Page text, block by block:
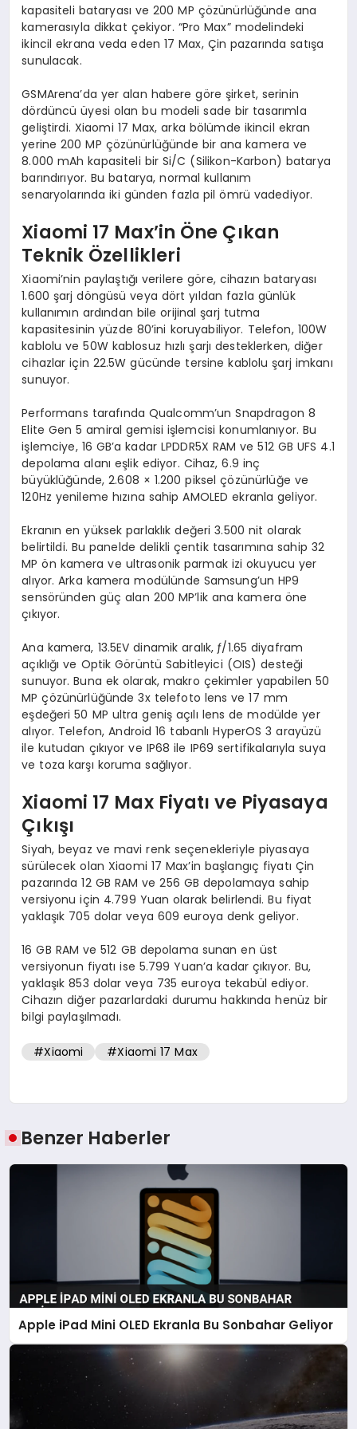
kapasiteli bataryası ve 200 MP çözünürlüğünde ana
kamerasıyla dikkat çekiyor. “Pro Max” modelindeki
ikincil ekrana veda eden 17 Max, Çin pazarında satışa
sunulacak.
GSMArena’da yer alan habere göre şirket, serinin
dördüncü üyesi olan bu modeli sade bir tasarımla
geliştirdi. Xiaomi 17 Max, arka bölümde ikincil ekran
yerine 200 MP çözünürlüğünde bir ana kamera ve
8.000 mAh kapasiteli bir Si/C (Silikon-Karbon) batarya
barındırıyor. Bu batarya, normal kullanım
senaryolarında iki günden fazla pil ömrü vadediyor.
Xiaomi 17 Max’in Öne Çıkan
Teknik Özellikleri
Xiaomi’nin paylaştığı verilere göre, cihazın bataryası
1.600 şarj döngüsü veya dört yıldan fazla günlük
kullanımın ardından bile orijinal şarj tutma
kapasitesinin yüzde 80’ini koruyabiliyor. Telefon, 100W
kablolu ve 50W kablosuz hızlı şarjı desteklerken, diğer
cihazlar için 22.5W gücünde tersine kablolu şarj imkanı
sunuyor.
Performans tarafında Qualcomm’un Snapdragon 8
Elite Gen 5 amiral gemisi işlemcisi konumlanıyor. Bu
işlemciye, 16 GB’a kadar LPDDR5X RAM ve 512 GB UFS 4.1
depolama alanı eşlik ediyor. Cihaz, 6.9 inç
büyüklüğünde, 2.608 × 1.200 piksel çözünürlüğe ve
120Hz yenileme hızına sahip AMOLED ekranla geliyor.
Ekranın en yüksek parlaklık değeri 3.500 nit olarak
belirtildi. Bu panelde delikli çentik tasarımına sahip 32
MP ön kamera ve ultrasonik parmak izi okuyucu yer
alıyor. Arka kamera modülünde Samsung’un HP9
sensöründen güç alan 200 MP’lik ana kamera öne
çıkıyor.
Ana kamera, 13.5EV dinamik aralık, ƒ/1.65 diyafram
açıklığı ve Optik Görüntü Sabitleyici (OIS) desteği
sunuyor. Buna ek olarak, makro çekimler yapabilen 50
MP çözünürlüğünde 3x telefoto lens ve 17 mm
eşdeğeri 50 MP ultra geniş açılı lens de modülde yer
alıyor. Telefon, Android 16 tabanlı HyperOS 3 arayüzü
ile kutudan çıkıyor ve IP68 ile IP69 sertifikalarıyla suya
ve toza karşı koruma sağlıyor.
Xiaomi 17 Max Fiyatı ve Piyasaya
Çıkışı
Siyah, beyaz ve mavi renk seçenekleriyle piyasaya
sürülecek olan Xiaomi 17 Max’in başlangıç fiyatı Çin
pazarında 12 GB RAM ve 256 GB depolamaya sahip
versiyonu için 4.799 Yuan olarak belirlendi. Bu fiyat
yaklaşık 705 dolar veya 609 euroya denk geliyor.
16 GB RAM ve 512 GB depolama sunan en üst
versiyonun fiyatı ise 5.799 Yuan’a kadar çıkıyor. Bu,
yaklaşık 853 dolar veya 735 euroya tekabül ediyor.
Cihazın diğer pazarlardaki durumu hakkında henüz bir
bilgi paylaşılmadı.
#Xiaomi #Xiaomi 17 Max
Benzer Haberler
Apple iPad Mini OLED Ekranla Bu Sonbahar Geliyor